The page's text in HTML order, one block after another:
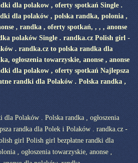
dla polakow , oferty spotkań Single .
dla polaków , polska randka, polonia ,
, randka , oferty spotkań, , , , anonse
polaków Single . randka.cz Polish girl -
. randka.cz to polska randka dla
ogłoszenia towarzyskie, anonse , anonse
dla polakow , oferty spotkań Najlepsza
randki dla Polaków . Polska randka ,
dla Polaków . Polska randka , ogłoszenia
randka dla Polek i Polaków . randka.cz -
girl Polish girl bezpłatne randki dla
, ogłoszenia towarzyskie, anonse ,